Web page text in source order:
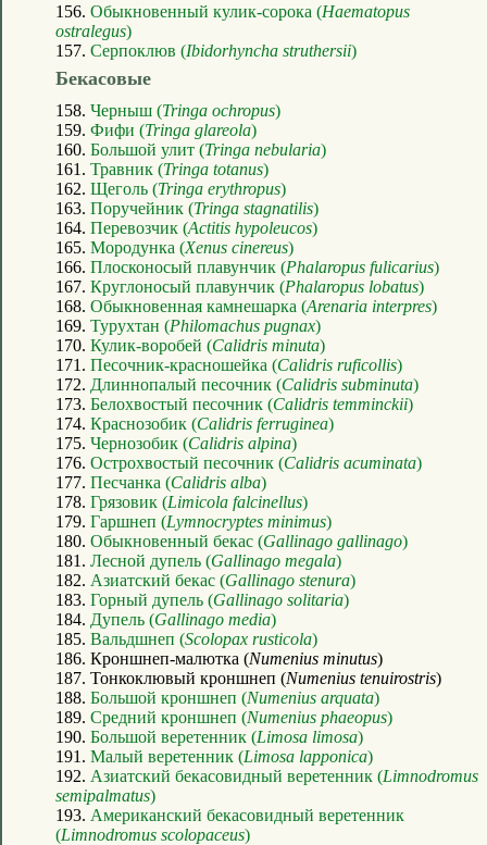
156. Обыкновенный кулик-сорока (Haematopus
ostralegus)
157. Серпоклюв (Ibidorhyncha struthersii)
Бекасовые
158. Черныш (Tringa ochropus)
159. Фифи (Tringa glareola)
160. Большой улит (Tringa nebularia)
161. Травник (Tringa totanus)
162. Щеголь (Tringa erythropus)
163. Поручейник (Tringa stagnatilis)
164. Перевозчик (Actitis hypoleucos)
165. Мородунка (Xenus cinereus)
166. Плосконосый плавунчик (Phalaropus fulicarius)
167. Круглоносый плавунчик (Phalaropus lobatus)
168. Обыкновенная камнешарка (Arenaria interpres)
169. Турухтан (Philomachus pugnax)
170. Кулик-воробей (Calidris minuta)
171. Песочник-красношейка (Calidris ruficollis)
172. Длиннопалый песочник (Calidris subminuta)
173. Белохвостый песочник (Calidris temminckii)
174. Краснозобик (Calidris ferruginea)
175. Чернозобик (Calidris alpina)
176. Острохвостый песочник (Calidris acuminata)
177. Песчанка (Calidris alba)
178. Грязовик (Limicola falcinellus)
179. Гаршнеп (Lymnocryptes minimus)
180. Обыкновенный бекас (Gallinago gallinago)
181. Лесной дупель (Gallinago megala)
182. Азиатский бекас (Gallinago stenura)
183. Горный дупель (Gallinago solitaria)
184. Дупель (Gallinago media)
185. Вальдшнеп (Scolopax rusticola)
186. Кроншнеп-малютка (Numenius minutus)
187. Тонкоклювый кроншнеп (Numenius tenuirostris)
188. Большой кроншнеп (Numenius arquata)
189. Средний кроншнеп (Numenius phaeopus)
190. Большой веретенник (Limosa limosa)
191. Малый веретенник (Limosa lapponica)
192. Азиатский бекасовидный веретенник (Limnodromus
semipalmatus)
193. Американский бекасовидный веретенник
(Limnodromus scolopaceus)